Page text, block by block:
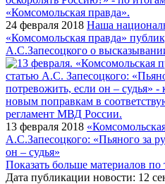
24 февраля 2018 Наша
«Комсомольская правда»
А.С.Запесоцкого о
13 февраля 2018
А.С.Запесоцкого: «Пьяного за
он – судья»
Показать больше материалов по
Дата публикации новости: 12